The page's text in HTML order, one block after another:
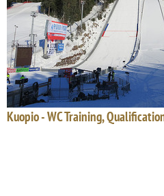
Kuopio - WC Training,